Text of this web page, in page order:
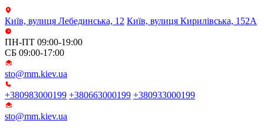
Київ, вулиця Лебединська, 12 Київ, вулиця Кирилівська, 152А
ПН-ПТ 09:00-19:00
СБ 09:00-17:00
sto@mm.kiev.ua
+380983000199 +380663000199 +380933000199
sto@mm.kiev.ua